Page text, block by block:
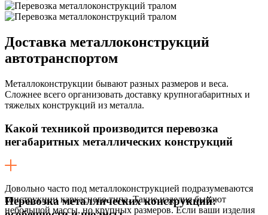
Доставка металлоконструкций
автотранспортом
Металлоконструкции бывают разных размеров и веса.
Сложнее всего организовать доставку крупногабаритных и
тяжелых конструкций из металла.
Какой техникой производится перевозка
негабаритных металлических конструкций
Довольно часто под металлоконструкцией подразумеваются
конструкции каркасного типа. Такие изделия бывают
небольшой массы, но крупных размеров. Если ваши изделия
Перевозка металлических конструкций: